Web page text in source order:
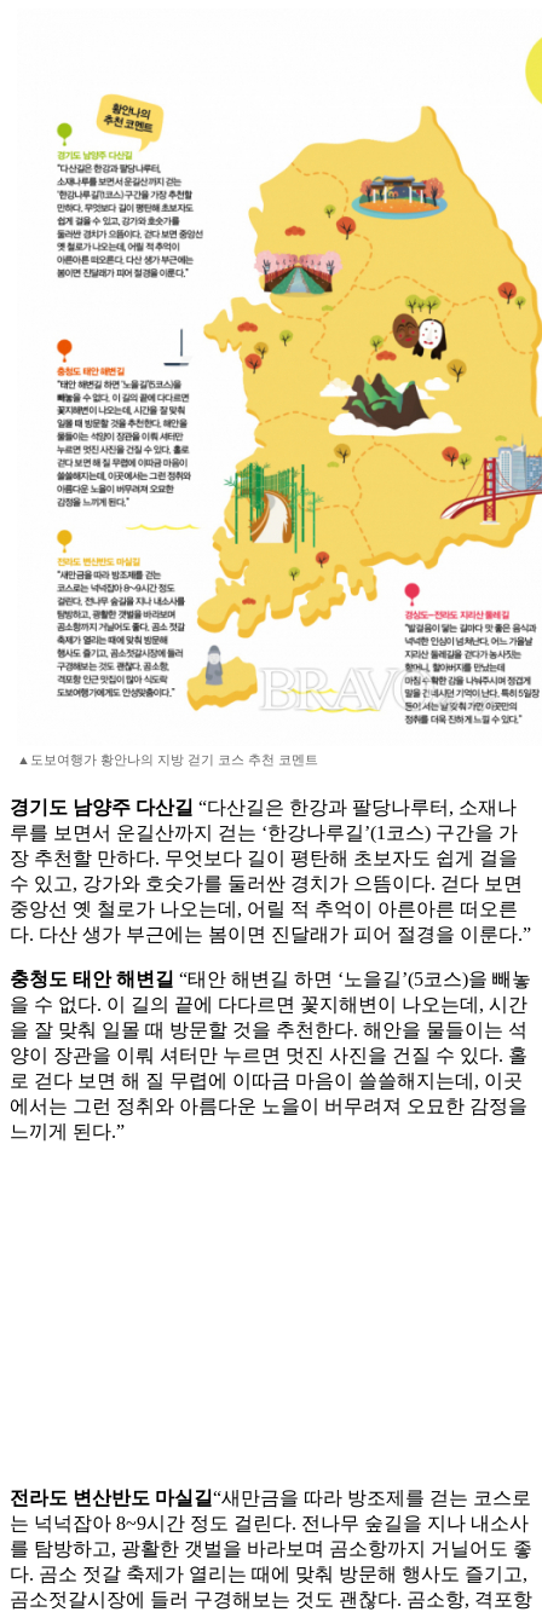
▲도보여행가 황안나의 지방 걷기 코스 추천 코멘트
경기도 남양주 다산길 “다산길은 한강과 팔당나루터, 소재나
루를 보면서 운길산까지 걷는 ‘한강나루길’(1코스) 구간을 가
장 추천할 만하다. 무엇보다 길이 평탄해 초보자도 쉽게 걸을
수 있고, 강가와 호숫가를 둘러싼 경치가 으뜸이다. 걷다 보면
중앙선 옛 철로가 나오는데, 어릴 적 추억이 아른아른 떠오른
다. 다산 생가 부근에는 봄이면 진달래가 피어 절경을 이룬다.”
충청도 태안 해변길 “태안 해변길 하면 ‘노을길’(5코스)을 빼놓
을 수 없다. 이 길의 끝에 다다르면 꽃지해변이 나오는데, 시간
을 잘 맞춰 일몰 때 방문할 것을 추천한다. 해안을 물들이는 석
양이 장관을 이뤄 셔터만 누르면 멋진 사진을 건질 수 있다. 홀
로 걷다 보면 해 질 무렵에 이따금 마음이 쓸쓸해지는데, 이곳
에서는 그런 정취와 아름다운 노을이 버무려져 오묘한 감정을
느끼게 된다.”
전라도 변산반도 마실길“새만금을 따라 방조제를 걷는 코스로
는 넉넉잡아 8~9시간 정도 걸린다. 전나무 숲길을 지나 내소사
를 탐방하고, 광활한 갯벌을 바라보며 곰소항까지 거닐어도 좋
다. 곰소 젓갈 축제가 열리는 때에 맞춰 방문해 행사도 즐기고,
곰소젓갈시장에 들러 구경해보는 것도 괜찮다. 곰소항, 격포항